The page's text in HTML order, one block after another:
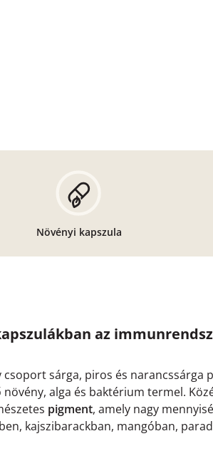
Növényi kapszula
az
csoport sárga, piros és narancssárga
alga és baktérium termel.
pigment, amely nagy
kajszibarackban, mangóban,